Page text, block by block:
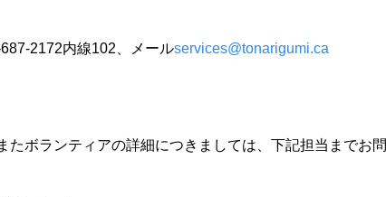
2172内線102、メールservices@tonarigumi.ca
たボランティアの詳細につきましては、下記担当までお問